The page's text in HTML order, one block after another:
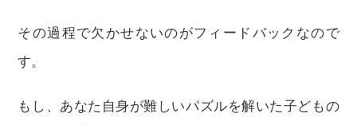
その過程で欠かせないのがフィードバックなので
す。
もし、あなた自身が難しいパズルを解いた子どもの